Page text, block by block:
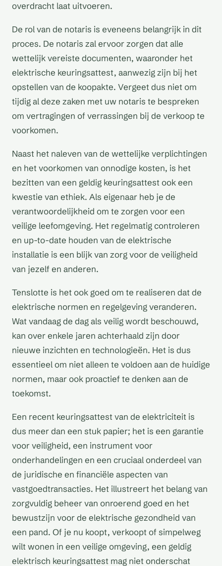
overdracht laat uitvoeren.
De rol van de notaris is eveneens belangrijk in dit
proces. De notaris zal ervoor zorgen dat alle
wettelijk vereiste documenten, waaronder het
elektrische keuringsattest, aanwezig zijn bij het
opstellen van de koopakte. Vergeet dus niet om
tijdig al deze zaken met uw notaris te bespreken
om vertragingen of verrassingen bij de verkoop te
voorkomen.
Naast het naleven van de wettelijke verplichtingen
en het voorkomen van onnodige kosten, is het
bezitten van een geldig keuringsattest ook een
kwestie van ethiek. Als eigenaar heb je de
verantwoordelijkheid om te zorgen voor een
veilige leefomgeving. Het regelmatig controleren
en up-to-date houden van de elektrische
installatie is een blijk van zorg voor de veiligheid
van jezelf en anderen.
Tenslotte is het ook goed om te realiseren dat de
elektrische normen en regelgeving veranderen.
Wat vandaag de dag als veilig wordt beschouwd,
kan over enkele jaren achterhaald zijn door
nieuwe inzichten en technologieën. Het is dus
essentieel om niet alleen te voldoen aan de huidige
normen, maar ook proactief te denken aan de
toekomst.
Een recent keuringsattest van de elektriciteit is
dus meer dan een stuk papier; het is een garantie
voor veiligheid, een instrument voor
onderhandelingen en een cruciaal onderdeel van
de juridische en financiële aspecten van
vastgoedtransacties. Het illustreert het belang van
zorgvuldig beheer van onroerend goed en het
bewustzijn voor de elektrische gezondheid van
een pand. Of je nu koopt, verkoopt of simpelweg
wilt wonen in een veilige omgeving, een geldig
elektrisch keuringsattest mag niet onderschat